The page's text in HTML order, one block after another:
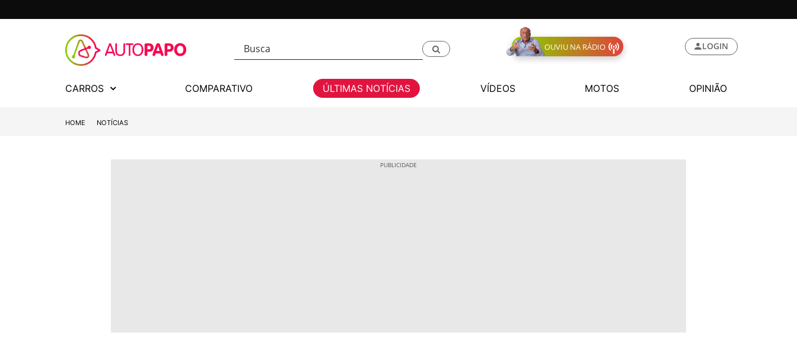
OUVIU NA RÁDIO LOGIN
CARROS COMPARATIVO ÚLTIMAS NOTÍCIAS VÍDEOS MOTOS OPINIÃO
HOME NOTÍCIAS